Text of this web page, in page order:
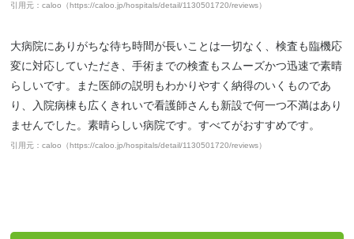
引用元：caloo（https://caloo.jp/hospitals/detail/1130501720/reviews）
大病院にありがちな待ち時間が長いことは一切なく、検査も臨機応
変に対応していただき、手術までの検査もスムーズかつ迅速で素晴
らしいです。また医師の説明もわかりやすく納得のいくものであ
り、入院病棟も広くきれいで看護師さんも新設で何一つ不満はあり
ませんでした。素晴らしい病院です。すべてがおすすめです。
引用元：caloo（https://caloo.jp/hospitals/detail/1130501720/reviews）